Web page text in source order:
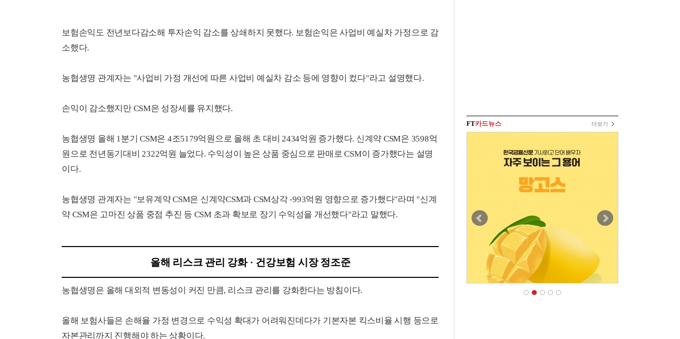
보험손익도 전년보다감소해 투자손익 감소를 상쇄하지 못했다. 보험손익은 사업비 예실차 가정으로 감
소했다.
농협생명 관계자는 "사업비 가정 개선에 따른 사업비 예실차 감소 등에 영향이 컸다"라고 설명했다.
손익이 감소했지만 CSM은 성장세를 유지했다.
농협생명 올해 1분기 CSM은 4조5179억원으로 올해 초 대비 2434억원 증가했다. 신계약 CSM은 3598억
원으로 전년동기대비 2322억원 늘었다. 수익성이 높은 상품 중심으로 판매로 CSM이 증가했다는 설명
이다.
농협생명 관계자는 "보유계약 CSM은 신계약CSM과 CSM상각 -993억원 영향으로 증가했다"라며 "신계
약 CSM은 고마진 상품 중점 추진 등 CSM 초과 확보로 장기 수익성을 개선했다"라고 말했다.
올해 리스크 관리 강화 · 건강보험 시장 정조준
농협생명은 올해 대외적 변동성이 커진 만큼, 리스크 관리를 강화한다는 방침이다.
올해 보험사들은 손해율 가정 변경으로 수익성 확대가 어려워진데다가 기본자본 킥스비율 시행 등으로
자본관리까지 진행해야 하는 상황이다.
FT카드뉴스 더보기